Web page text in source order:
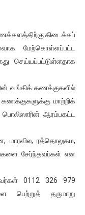
விடியோ)
கூட்டத்தில் இன்று
காலெக்ஷன் செய்த
கிடைக்கப்
மேற்கொள்ளப்பட்ட
செய்யப்பட்டுள்ளதாக
வங்கிக் கணக்குகளில்
மாற்றிக்
ஆரம்பகட்ட
மாரவில, ரத்தொலுகம,
சேர்ந்தவர்கள் என
0112 326 979
பெற்றுத் தருமாறு